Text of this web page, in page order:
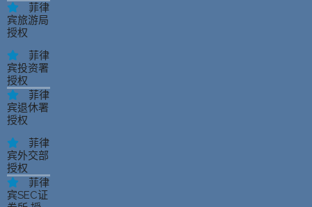
菲律
宾旅游局
授权
菲律
宾投资署
授权
菲律
宾退休署
授权
菲律
宾外交部
授权
菲律
宾SEC证